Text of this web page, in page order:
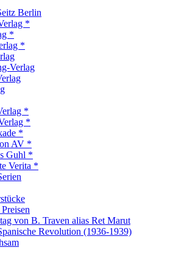
Berlin
*
*
*
Verlag
*
*
*
AV *
Guhl *
Verita *
von B. Traven alias Ret Marut
Revolution (1936-1939)